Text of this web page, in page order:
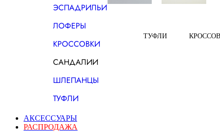
ЭСПАДРИЛЬИ
ЛОФЕРЫ
КРОССОВКИ
САНДАЛИИ
ШЛЕПАНЦЫ
ТУФЛИ
ТУФЛИ
АКСЕССУАРЫ
РАСПРОДАЖА